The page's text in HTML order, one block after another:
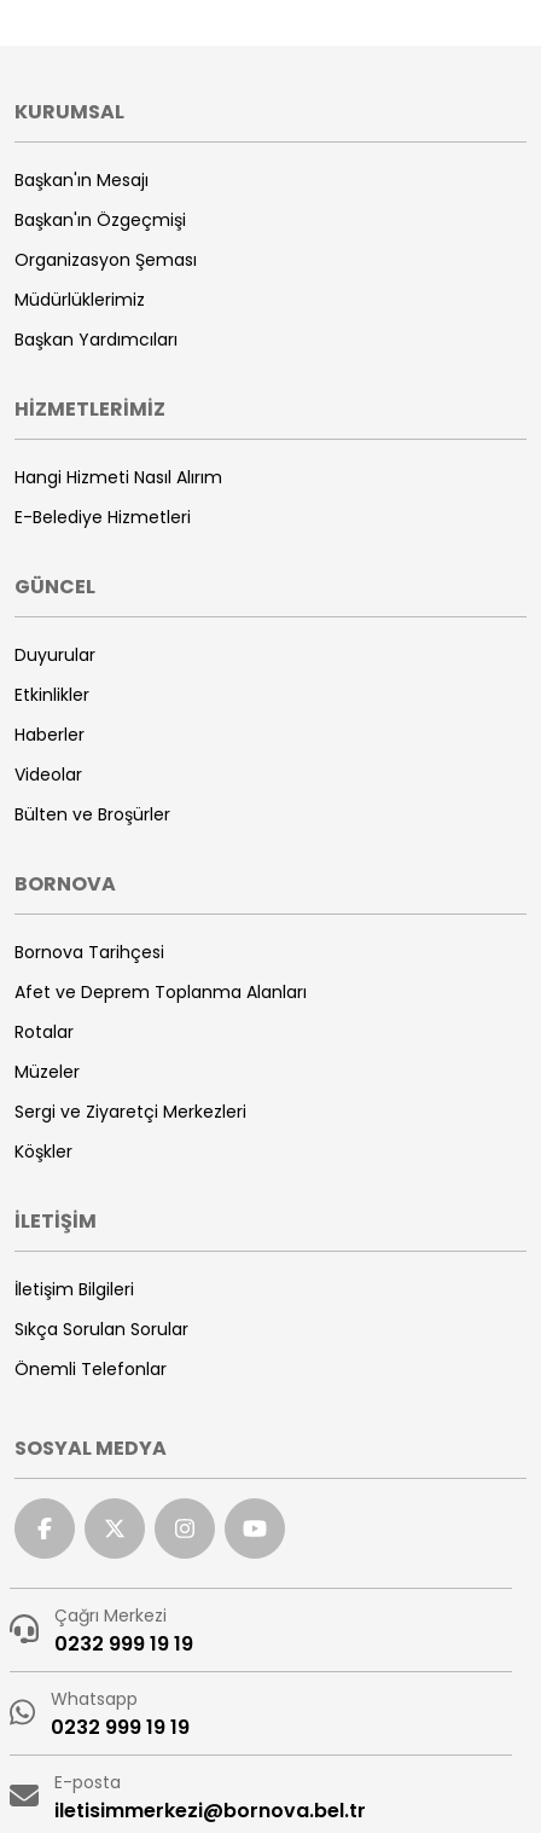
KURUMSAL
Başkan'ın Mesajı
Başkan'ın Özgeçmişi
Organizasyon Şeması
Müdürlüklerimiz
Başkan Yardımcıları
HİZMETLERİMİZ
Hangi Hizmeti Nasıl Alırım
E-Belediye Hizmetleri
GÜNCEL
Duyurular
Etkinlikler
Haberler
Videolar
Bülten ve Broşürler
BORNOVA
Bornova Tarihçesi
Afet ve Deprem Toplanma Alanları
Rotalar
Müzeler
Sergi ve Ziyaretçi Merkezleri
Köşkler
İLETİŞİM
İletişim Bilgileri
Sıkça Sorulan Sorular
Önemli Telefonlar
SOSYAL MEDYA
Çağrı Merkezi
0232 999 19 19
Whatsapp
0232 999 19 19
E-posta
iletisimmerkezi@bornova.bel.tr